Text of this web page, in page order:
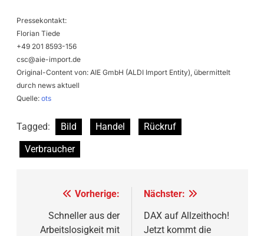
Pressekontakt:
Florian Tiede
+49 201 8593-156
csc@aie-import.de
Original-Content von: AIE GmbH (ALDI Import Entity), übermittelt
durch news aktuell
Quelle: ots
Tagged: Bild Handel
Rückruf
Verbraucher
Beitragsnavigation
Vorherige:
Schneller aus der
Arbeitslosigkeit mit
Nächster:
DAX auf Allzeithoch!
Jetzt kommt die